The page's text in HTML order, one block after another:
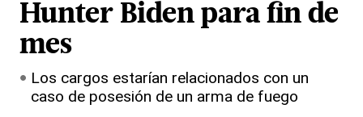
Hunter Biden para fin de
mes
Los cargos estarían relacionados con un
caso de posesión de un arma de fuego